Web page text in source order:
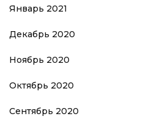
Январь 2021
Декабрь 2020
Ноябрь 2020
Октябрь 2020
Сентябрь 2020